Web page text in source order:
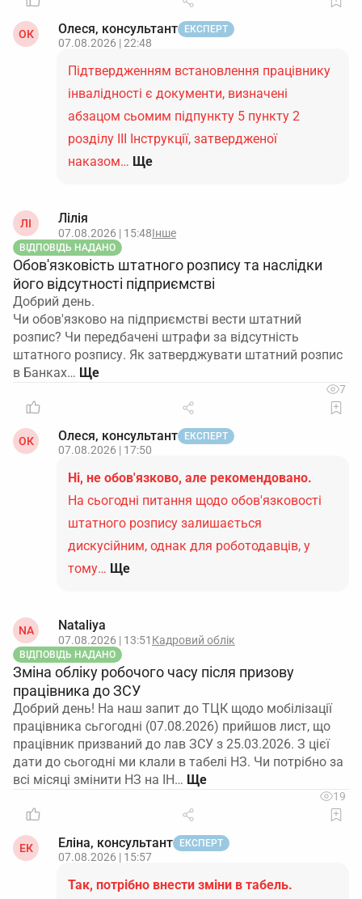
ОК Олеся, консультант ЕКСПЕРТ
07.08.2026 | 22:48
Підтвердженням встановлення працівнику
інвалідності є документи, визначені
абзацом сьомим підпункту 5 пункту 2
розділу ІІІ Інструкції, затвердженої
наказом… Ще
ЛІ Лілія
07.08.2026 | 15:48Інше
ВІДПОВІДЬ НАДАНО
Обов'язковість штатного розпису та наслідки
його відсутності підприємстві
Добрий день.
Чи обов'язково на підприємстві вести штатний
розпис? Чи передбачені штрафи за відсутність
штатного розпису. Як затверджувати штатний розпис
в Банках…
7
ОК Олеся, консультант ЕКСПЕРТ
07.08.2026 | 17:50
Ні, не обов'язково, але рекомендовано.
На сьогодні питання щодо обов'язковості
штатного розпису залишається
дискусійним, однак для роботодавців, у
тому… Ще
NA Nataliya
07.08.2026 | 13:51 Кадровий облік
ВІДПОВІДЬ НАДАНО
Зміна обліку робочого часу після призову
працівника до ЗСУ
Добрий день! На наш запит до ТЦК щодо мобілізації
працівника сьгогодні (07.08.2026) прийшов лист, що
працівник призваний до лав ЗСУ з 25.03.2026. З цієї
дати до сьогодні ми клали в табелі НЗ. Чи потрібно за
всі місяці змінити НЗ на ІН…
19
ЕК Еліна, консультант ЕКСПЕРТ
07.08.2026 | 15:57
Так, потрібно внести зміни в табель.